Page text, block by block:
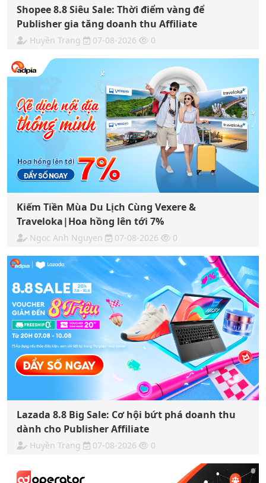
Shopee 8.8 Siêu Sale: Thời điểm vàng để
Publisher gia tăng doanh thu Affiliate
Huyền Trang 07-08-2026 0
Kiếm Tiền Mùa Du Lịch Cùng Vexere &
Traveloka|Hoa hồng lên tới 7%
Ngoc Anh Nguyen 07-08-2026 0
Lazada 8.8 Big Sale: Cơ hội bứt phá doanh thu
dành cho Publisher Affiliate
Huyền Trang 07-08-2026 0